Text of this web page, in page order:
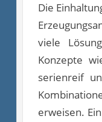
Die
viele
Konzepte
serienreif
erweisen.